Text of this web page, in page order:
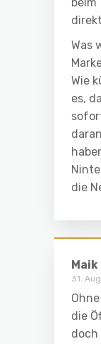
Was
Wie
es,
die
Maik
31.
die
doch